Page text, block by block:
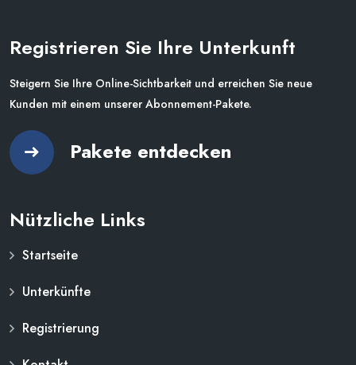
Registrieren Sie Ihre Unterkunft
Steigern Sie Ihre Online-Sichtbarkeit und erreichen Sie neue
Kunden mit einem unserer Abonnement-Pakete.
Pakete entdecken
Nützliche Links
Startseite
Unterkünfte
Registrierung